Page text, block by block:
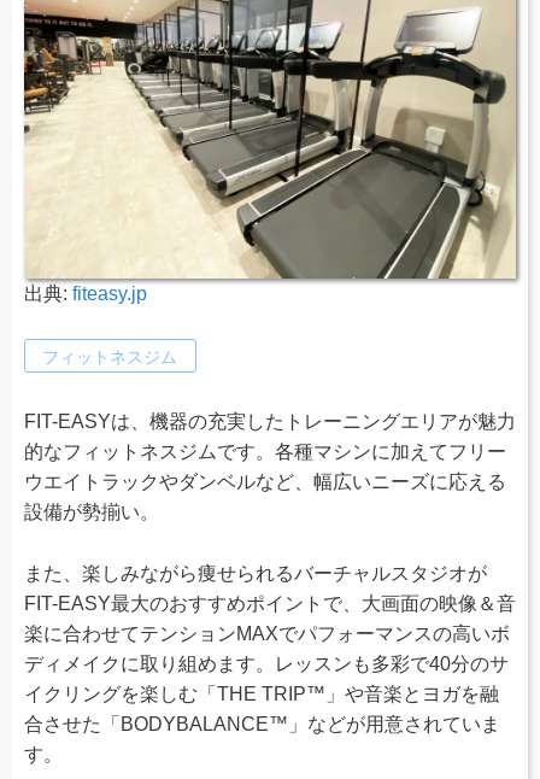
出典: fiteasy.jp
フィットネスジム
FIT-EASYは、機器の充実したトレーニングエリアが魅力
的なフィットネスジムです。各種マシンに加えてフリー
ウエイトラックやダンベルなど、幅広いニーズに応える
設備が勢揃い。
また、楽しみながら痩せられるバーチャルスタジオが
FIT-EASY最大のおすすめポイントで、大画面の映像＆音
楽に合わせてテンションMAXでパフォーマンスの高いボ
ディメイクに取り組めます。レッスンも多彩で40分のサ
イクリングを楽しむ「THE TRIP™」や音楽とヨガを融
合させた「BODYBALANCE™」などが用意されていま
す。